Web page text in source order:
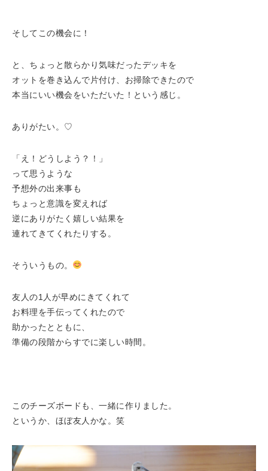
そしてこの機会に！
と、ちょっと散らかり気味だったデッキを
オットを巻き込んで片付け、お掃除できたので
本当にいい機会をいただいた！という感じ。
ありがたい。♡
「え！どうしよう？！」
って思うような
予想外の出来事も
ちょっと意識を変えれば
逆にありがたく嬉しい結果を
連れてきてくれたりする。
そういうもの。
友人の1人が早めにきてくれて
お料理を手伝ってくれたので
助かったとともに、
準備の段階からすでに楽しい時間。
このチーズボードも、一緒に作りました。
というか、ほぼ友人かな。笑